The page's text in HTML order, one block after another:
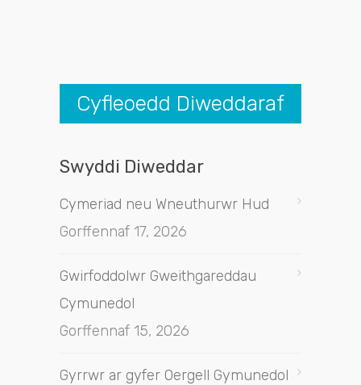
Cyfleoedd Diweddaraf
Swyddi Diweddar
Cymeriad neu Wneuthurwr Hud
Gorffennaf 17, 2026
Gwirfoddolwr Gweithgareddau
Cymunedol
Gorffennaf 15, 2026
Gyrrwr ar gyfer Oergell Gymunedol